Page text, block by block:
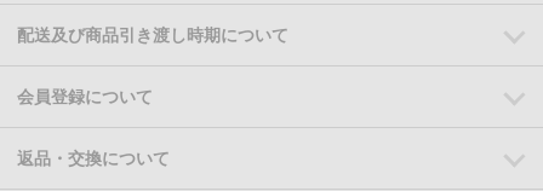
配送及び商品引き渡し時期について
会員登録について
返品・交換について